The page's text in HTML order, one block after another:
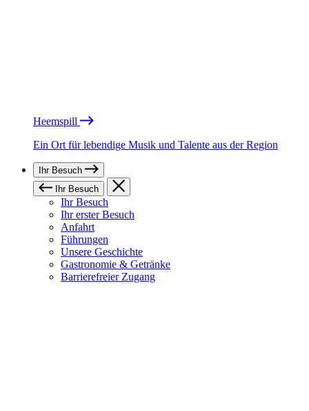
Heemspill
Ein Ort für lebendige Musik und Talente aus der Region
Ihr Besuch
Ihr Besuch
Ihr Besuch
Ihr erster Besuch
Anfahrt
Führungen
Unsere Geschichte
Gastronomie & Getränke
Barrierefreier Zugang